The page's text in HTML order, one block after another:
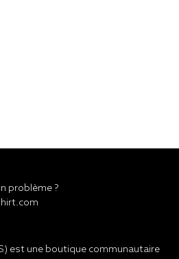
problème ?
est une boutique communautaire